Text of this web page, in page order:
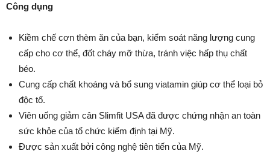
Công dụng
Kiềm chế cơn thèm ăn của bạn, kiểm soát năng lượng cung
cấp cho cơ thể, đốt cháy mỡ thừa, tránh việc hấp thụ chất
béo.
Cung cấp chất khoáng và bổ sung viatamin giúp cơ thể loại bỏ
độc tố.
Viên uống giảm cân Slimfit USA đã được chứng nhận an toàn
sức khỏe của tổ chức kiểm định tại Mỹ.
Được sản xuất bởi công nghệ tiên tiến của Mỹ.